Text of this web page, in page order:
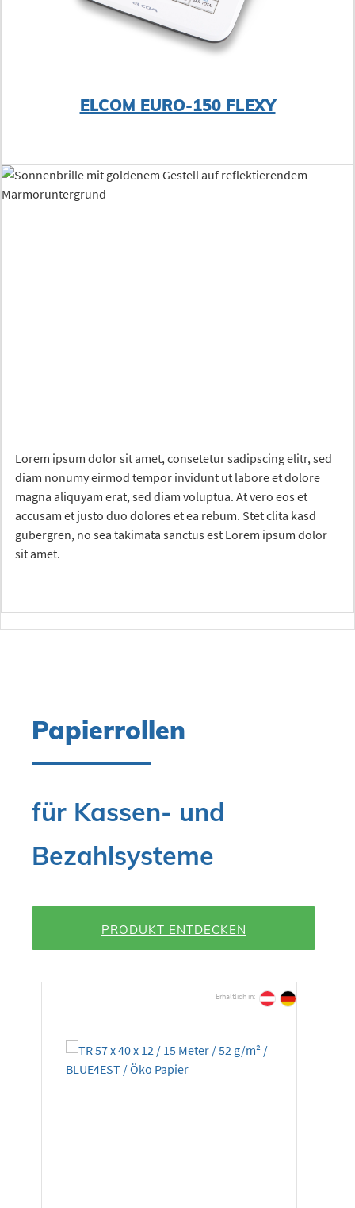
ELCOM EURO-150 FLEXY
Lorem ipsum dolor sit amet, consetetur sadipscing elitr, sed
diam nonumy eirmod tempor invidunt ut labore et dolore
magna aliquyam erat, sed diam voluptua. At vero eos et
accusam et justo duo dolores et ea rebum. Stet clita kasd
gubergren, no sea takimata sanctus est Lorem ipsum dolor
sit amet.
Papierrollen
für Kassen- und
Bezahlsysteme
PRODUKT ENTDECKEN
Erhältlich in: